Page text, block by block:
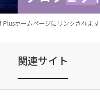
Plusホームページにリンクされます
関連サイト